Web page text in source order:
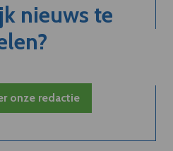
nieuws te
onze redactie